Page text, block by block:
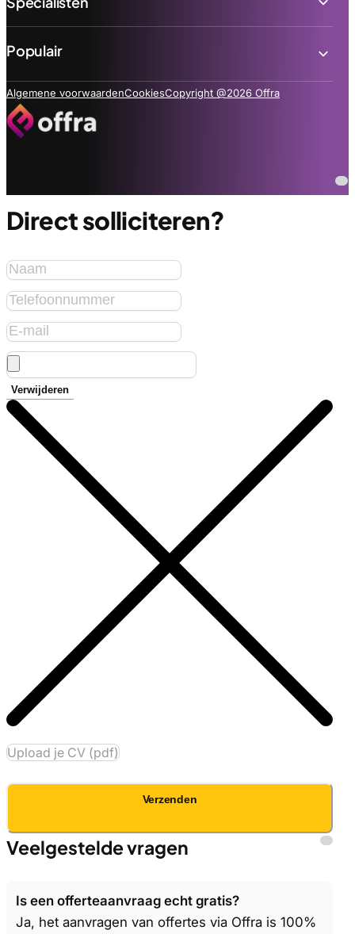
Populair
Algemene voorwaardenCookiesCopyright @2026 Offra
Direct solliciteren?
Verwijderen
Upload je CV (pdf)
Verzenden
Veelgestelde vragen
Is een offerteaanvraag echt gratis?
Ja, het aanvragen van offertes via Offra is 100%